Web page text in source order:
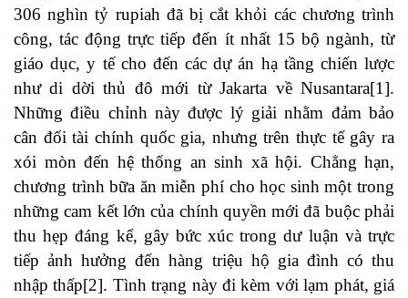
306 nghìn tỷ rupiah đã bị cắt khỏi các chương trình
công, tác động trực tiếp đến ít nhất 15 bộ ngành, từ
giáo dục, y tế cho đến các dự án hạ tầng chiến lược
như di dời thủ đô mới từ Jakarta về Nusantara[1].
Những điều chỉnh này được lý giải nhằm đảm bảo
cân đối tài chính quốc gia, nhưng trên thực tế gây ra
xói mòn đến hệ thống an sinh xã hội. Chẳng hạn,
chương trình bữa ăn miễn phí cho học sinh một trong
những cam kết lớn của chính quyền mới đã buộc phải
thu hẹp đáng kể, gây bức xúc trong dư luận và trực
tiếp ảnh hưởng đến hàng triệu hộ gia đình có thu
nhập thấp[2]. Tình trạng này đi kèm với lạm phát, giá